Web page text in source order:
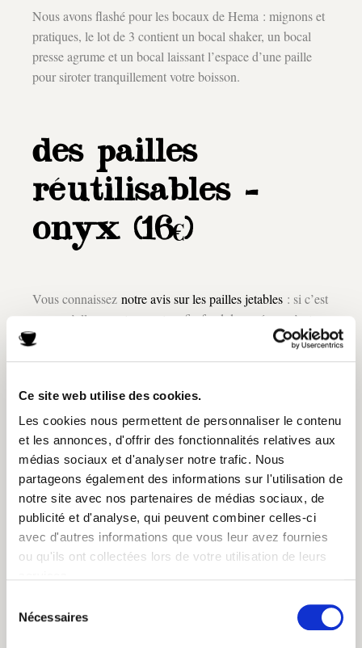
Ce site web utilise des cookies.
Les cookies nous permettent de personnaliser le contenu
et les annonces, d'offrir des fonctionnalités relatives aux
médias sociaux et d'analyser notre trafic. Nous
partageons également des informations sur l'utilisation de
notre site avec nos partenaires de médias sociaux, de
publicité et d'analyse, qui peuvent combiner celles-ci
avec d'autres informations que vous leur avez fournies
ou qu'ils ont collectées lors de votre utilisation de leurs
Nécessaires
Nous avons flashé pour les bocaux de Hema : mignons et
pratiques, le lot de 3 contient un bocal shaker, un bocal
presse agrume et un bocal laissant l’espace d’une paille
pour siroter tranquillement votre boisson.
des pailles
réutilisables –
onyx (16€)
Vous connaissez notre avis sur les pailles jetables : si c’est
pour qu’elles se retrouvent au fin fond des océans, c’est
non. Aussi, optez pour des pailles réutilisables : en inox
ou en bambou, par exemple. De notre côté, c’est les
toutes vos boissons froides. En plus elles passent au lave-
vaisselle, sont adaptées aux enfants et sont livrées avec un
goupillon pour les nettoyer … Bref, elles sont parfaites.
des glaçons
pratiques – lekué